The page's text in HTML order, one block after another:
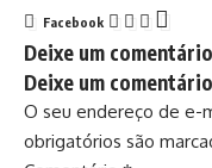
Facebook
Deixe um comentário
Deixe um comentário
O seu endereço de e-
obrigatórios são